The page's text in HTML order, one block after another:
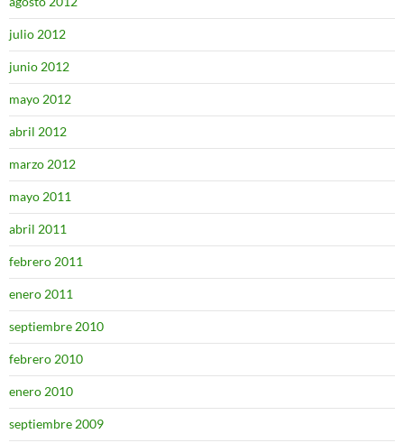
julio 2012
junio 2012
mayo 2012
abril 2012
marzo 2012
mayo 2011
abril 2011
febrero 2011
enero 2011
septiembre 2010
febrero 2010
enero 2010
septiembre 2009